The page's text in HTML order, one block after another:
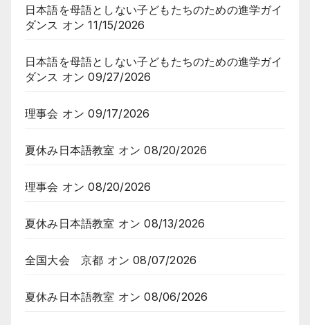
日本語を母語としない子どもたちのための進学ガイ
ダンス オン 11/15/2026
日本語を母語としない子どもたちのための進学ガイ
ダンス オン 09/27/2026
理事会 オン 09/17/2026
夏休み日本語教室 オン 08/20/2026
理事会 オン 08/20/2026
夏休み日本語教室 オン 08/13/2026
全国大会 京都 オン 08/07/2026
夏休み日本語教室 オン 08/06/2026